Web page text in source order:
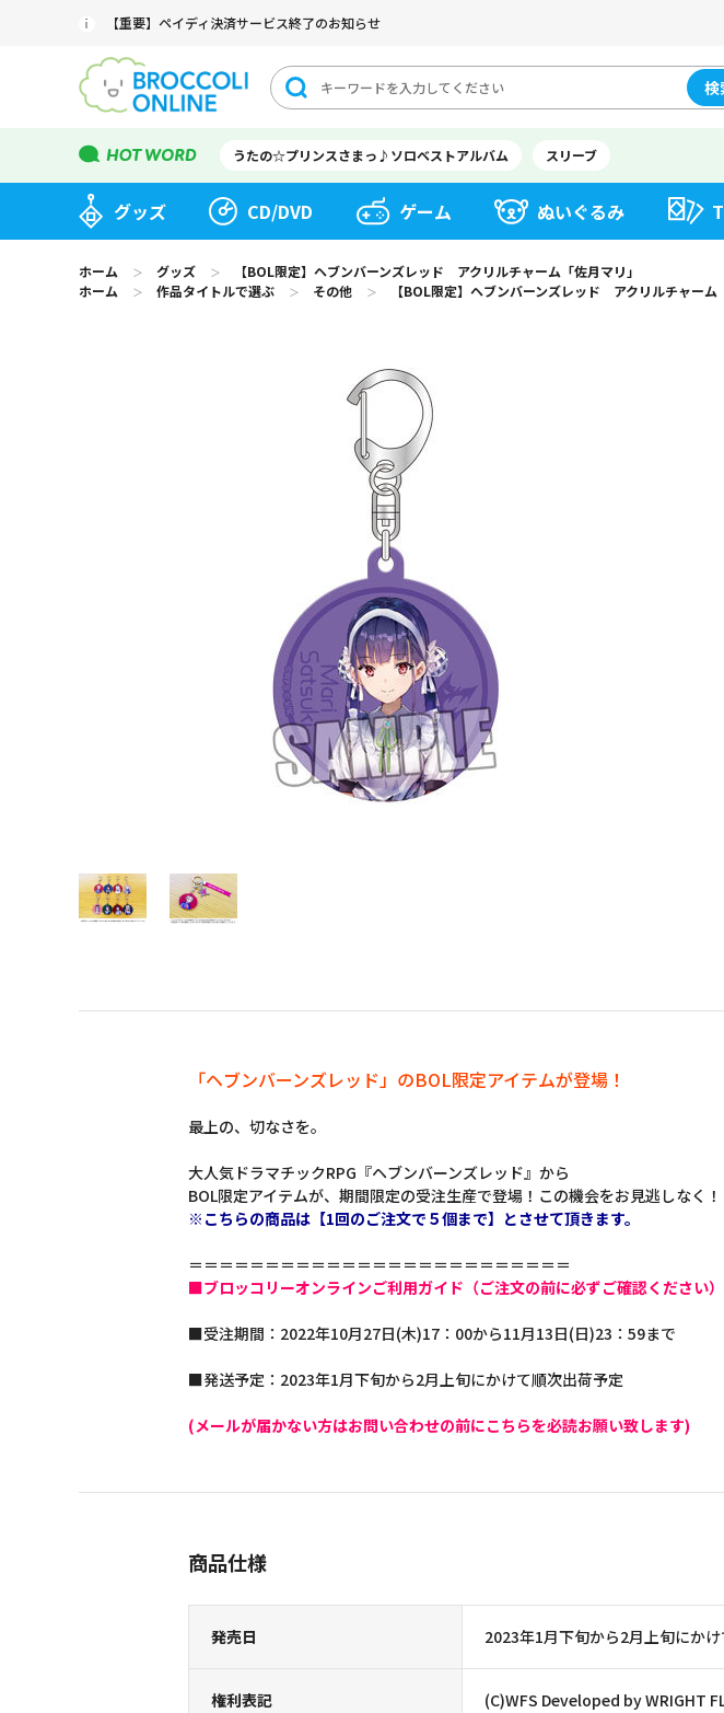
【重要】ペイディ決済サービス終了のお知らせ
検
うたの☆プリンスさまっ♪ソロベストアルバム スリーブ
グッズ CD/DVD ゲーム ぬいぐるみ
ホーム ＞ グッズ ＞
【BOL限定】ヘブンバーンズレッド アクリルチャーム「佐月マリ」
ホーム
＞ 作品タイトルで選ぶ ＞ その他 ＞ 【BOL限定】ヘブンバーンズレッド アクリルチャーム
「ヘブンバーンズレッド」のBOL限定アイテムが登場！
最上の、切なさを。
大人気ドラマチックRPG『ヘブンバーンズレッド』から
BOL限定アイテムが、期間限定の受注生産で登場！この機会をお見逃しなく！
※こちらの商品は【1回のご注文で５個まで】とさせて頂きます。
＝＝＝＝＝＝＝＝＝＝＝＝＝＝＝＝＝＝＝＝＝＝＝＝＝
■ブロッコリーオンラインご利用ガイド（ご注文の前に必ずご確認ください）
■受注期間：2022年10月27日(木)17：00から11月13日(日)23：59まで
■発送予定：2023年1月下旬から2月上旬にかけて順次出荷予定
(メールが届かない方はお問い合わせの前にこちらを必読お願い致します)
商品仕様
発売日 2023年1月下旬から2月上旬にか
権利表記 (C)WFS Developed by WRIGHT